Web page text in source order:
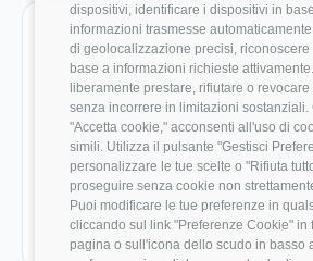
dispositivi, identificare i dispositivi in
informazioni trasmesse
di geolocalizzazione precisi, riconoscere
base a informazioni richieste
liberamente prestare, rifiutare o
senza incorrere in limitazioni sostanziali.
"Accetta cookie," acconsenti all'uso di
simili. Utilizza il pulsante "Gestisci
personalizzare le tue scelte o "Rifiuta
proseguire senza cookie non
Puoi modificare le tue preferenze in
cliccando sul link "Preferenze Cookie" in
pagina o sull'icona dello scudo in basso
Ruoli monitorati in
Vai direttamente ai ruoli con dati
salariali reali.
Developer
Project Manager